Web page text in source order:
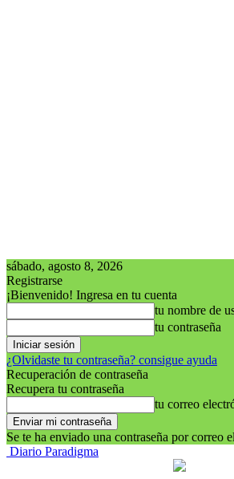
sábado, agosto 8, 2026
Registrarse
¡Bienvenido! Ingresa en tu cuenta
tu nombre de
tu contraseña
¿Olvidaste tu contraseña? consigue ayuda
Recuperación de contraseña
Recupera tu contraseña
tu correo
Se te ha enviado una contraseña por correo
Diario Paradigma